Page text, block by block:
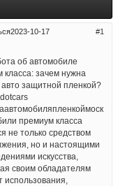
1
2023-10-17
об автомобиле
класса: зачем нужна
авто защитной пленкой?
премиум класса
не только средством
но и настоящими
искусства,
своим обладателям
использования,